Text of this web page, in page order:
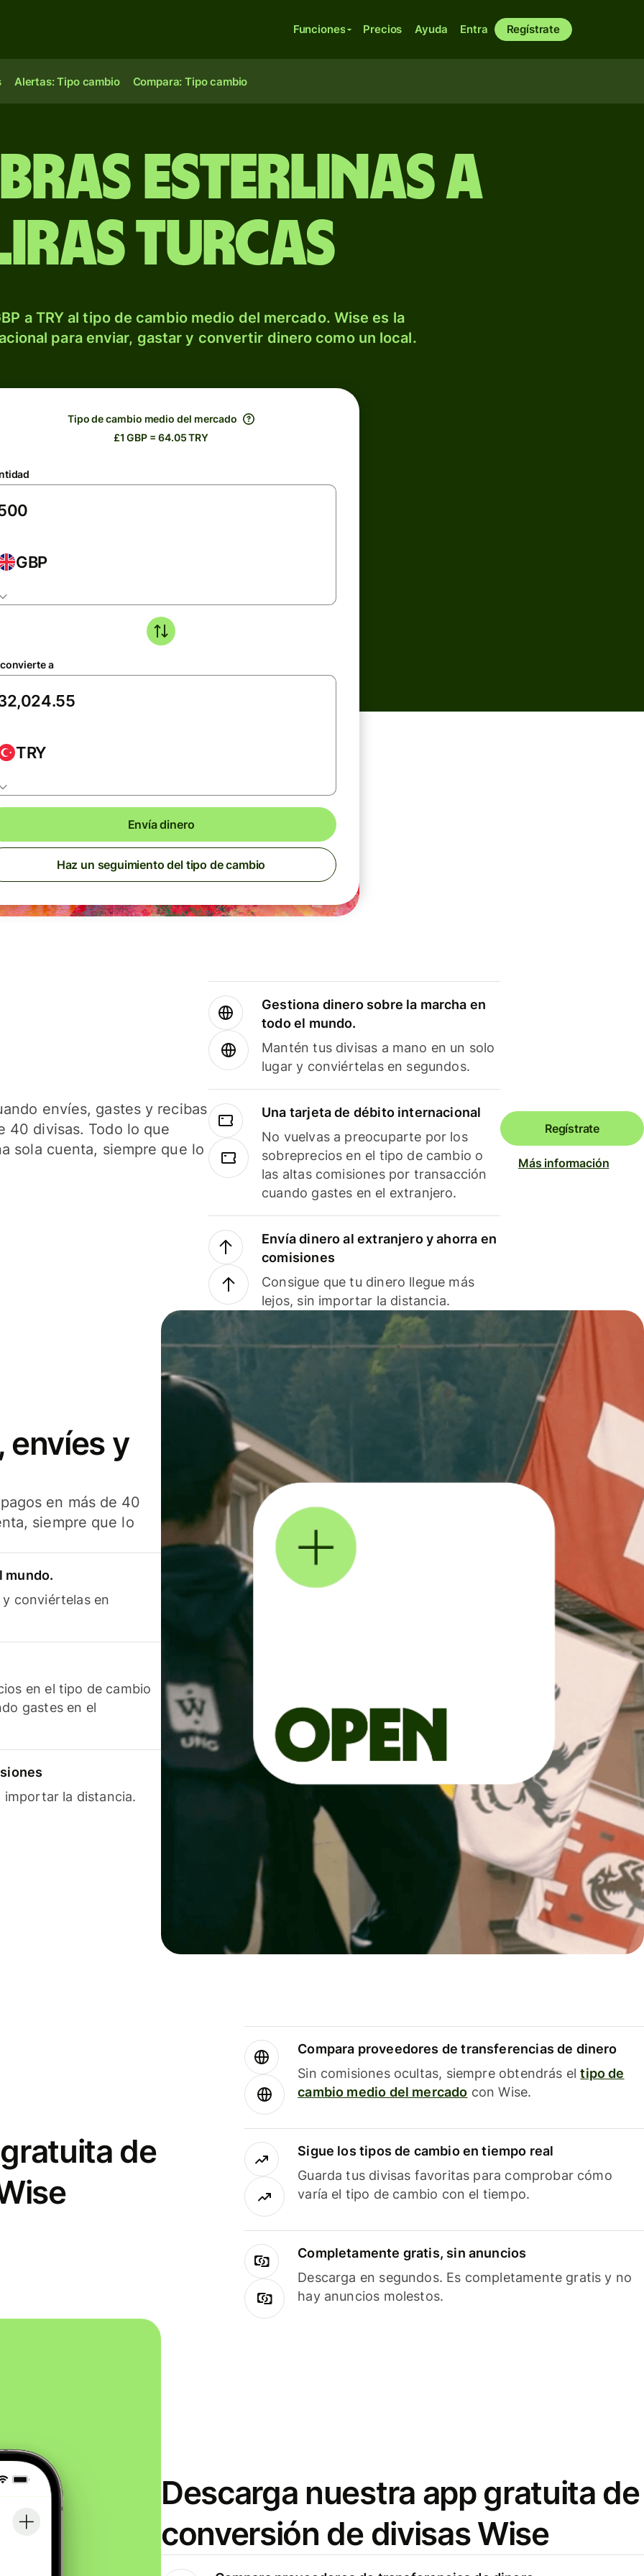
Funciones Precios Ayuda Entra Regístrate
Alertas: Tipo cambio Compara: Tipo cambio
esterlinas a
turcas
a TRY al tipo de cambio medio del mercado. Wise es la
para enviar, gastar y convertir dinero como un local.
Tipo de cambio medio del mercado
£1 GBP = 64.05 TRY
GBP
a
TRY
Envía dinero
Haz un seguimiento del tipo de cambio
envíes, gastes y recibas
40 divisas. Todo lo que
sola cuenta, siempre que lo
Gestiona dinero sobre la marcha en
todo el mundo.
Mantén tus divisas a mano en un solo
lugar y conviértelas en segundos.
Una tarjeta de débito internacional
No vuelvas a preocuparte por los
sobreprecios en el tipo de cambio o
las altas comisiones por transacción
cuando gastes en el extranjero.
Envía dinero al extranjero y ahorra en
comisiones
Consigue que tu dinero llegue más
lejos, sin importar la distancia.
Regístrate
Más información
envíes y
en más de 40
siempre que lo
mundo.
conviértelas en
en el tipo de cambio
gastes en el
importar la distancia.
de
Compara proveedores de transferencias de dinero
Sin comisiones ocultas, siempre obtendrás eltipo de
cambio medio del mercado con Wise.
Sigue los tipos de cambio en tiempo real
Guarda tus divisas favoritas para comprobar cómo
varía el tipo de cambio con el tiempo.
Completamente gratis, sin anuncios
Descarga en segundos. Es completamente gratis y no
hay anuncios molestos.
Descarga nuestra app gratuita de
conversión de divisas Wise